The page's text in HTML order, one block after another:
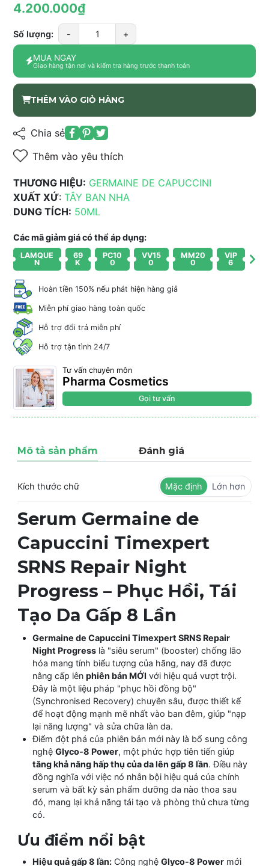
4.200.000₫
Số lượng: - +
MUA NGAY
Giao hàng tận nơi và kiểm tra hàng trước thanh toán
THÊM VÀO GIỎ HÀNG
Chia sẻ
Thêm vào yêu thích
THƯƠNG HIỆU: GERMAINE DE CAPUCCINI
XUẤT XỨ: TÂY BAN NHA
DUNG TÍCH: 50ML
Các mã giảm giá có thể áp dụng:
LAMQUE
N
69
K
PC10
0
VV15
0
MM20
0
VIP
6
Hoàn tiền 150% nếu phát hiện hàng giả
Miễn phí giao hàng toàn quốc
Hỗ trợ đổi trả miễn phí
Hỗ trợ tận tình 24/7
Tư vấn chuyên môn
Pharma Cosmetics
Gọi tư vấn
Mô tả sản phẩm Đánh giá
Kích thước chữ Mặc định Lớn hơn
Serum Germaine de
Capuccini Timexpert
SRNS Repair Night
Progress – Phục Hồi, Tái
Tạo Da Gấp 8 Lần
Germaine de Capuccini Timexpert SRNS Repair
Night Progress là "siêu serum" (booster) chống lão
hóa mang tính biểu tượng của hãng, nay đã được
nâng cấp lên phiên bản MỚI với hiệu quả vượt trội.
Đây là một liệu pháp "phục hồi đồng bộ"
(Synchronised Recovery) chuyên sâu, được thiết kế
để hoạt động mạnh mẽ nhất vào ban đêm, giúp "nạp
lại năng lượng" và sửa chữa làn da.
Điểm đột phá của phiên bản mới này là bổ sung công
nghệ Glyco-8 Power, một phức hợp tiên tiến giúp
tăng khả năng hấp thụ của da lên gấp 8 lần. Điều này
đồng nghĩa với việc nó nhân bội hiệu quả của chính
serum và bất kỳ sản phẩm dưỡng da nào thoa sau
đó, mang lại khả năng tái tạo và phòng thủ chưa từng
có.
Ưu điểm nổi bật
Hiệu quả gấp 8 lần: Công nghệ Glyco-8 Power mới